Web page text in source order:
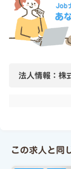
法人情報：株
この求人と同